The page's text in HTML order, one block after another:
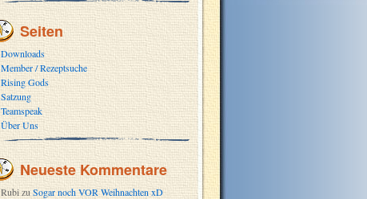
Seiten
Downloads
Member / Rezeptsuche
Rising Gods
Satzung
Teamspeak
Über Uns
Neueste Kommentare
RubizuSogar noch VOR Weihnachten xD